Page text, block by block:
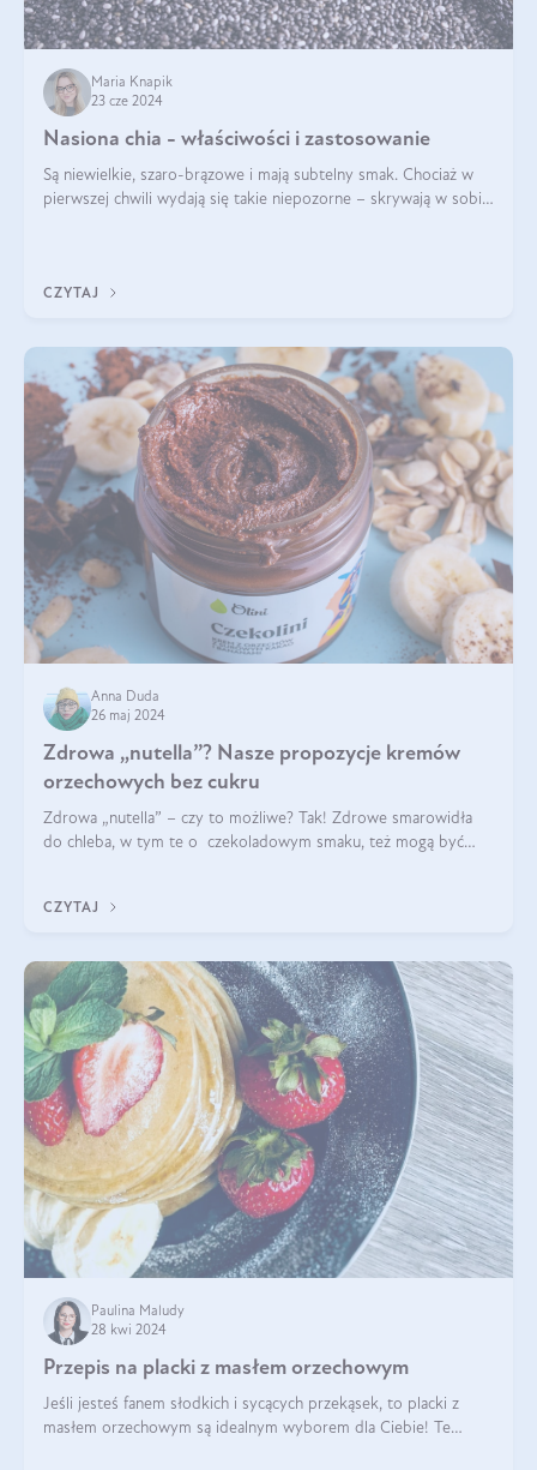
Maria Knapik
23 cze 2024
Nasiona chia - właściwości i zastosowanie
Są niewielkie, szaro-brązowe i mają subtelny smak. Chociaż w
pierwszej chwili wydają się takie niepozorne – skrywają w sobie
CZYTAJ
Anna Duda
26 maj 2024
Zdrowa „nutella”? Nasze propozycje kremów
orzechowych bez cukru
Zdrowa „nutella” – czy to możliwe? Tak! Zdrowe smarowidła
do chleba, w tym te o czekoladowym smaku, też mogą być
CZYTAJ
Paulina Maludy
28 kwi 2024
Przepis na placki z masłem orzechowym
Jeśli jesteś fanem słodkich i sycących przekąsek, to placki z
masłem orzechowym są idealnym wyborem dla Ciebie! Te